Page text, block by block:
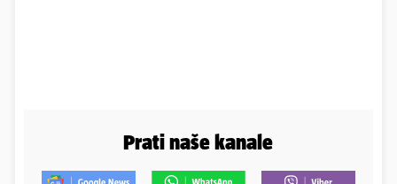
Prati naše kanale